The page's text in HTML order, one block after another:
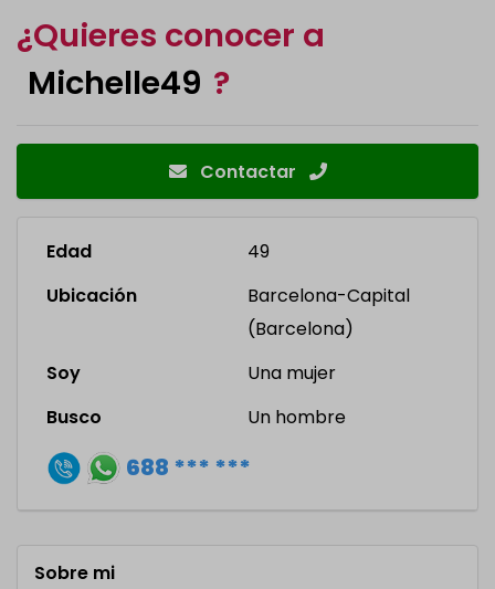
¿Quieres conocer a
Michelle49 ?
Contactar
Edad
49
Ubicación
Barcelona-Capital
(Barcelona)
Soy
Una mujer
Busco
Un hombre
688 *** ***
Sobre mi